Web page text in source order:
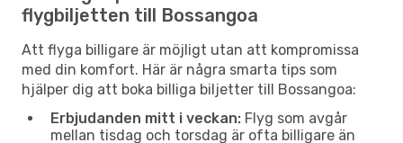
flygbiljetten till Bossangoa
Att flyga billigare är möjligt utan att kompromissa
med din komfort. Här är några smarta tips som
hjälper dig att boka billiga biljetter till Bossangoa:
Erbjudanden mitt i veckan: Flyg som avgår
mellan tisdag och torsdag är ofta billigare än